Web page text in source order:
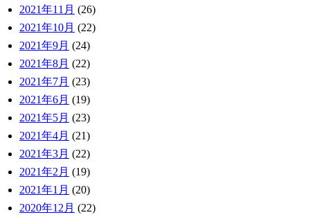
2021年11月 (26)
2021年10月 (22)
2021年9月 (24)
2021年8月 (22)
2021年7月 (23)
2021年6月 (19)
2021年5月 (23)
2021年4月 (21)
2021年3月 (22)
2021年2月 (19)
2021年1月 (20)
2020年12月 (22)